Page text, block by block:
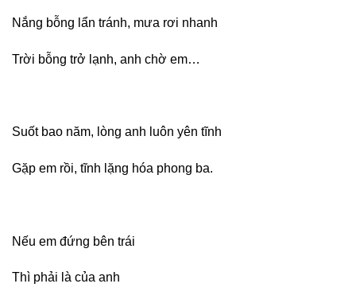
Nắng bỗng lẩn tránh, mưa rơi nhanh
Trời bỗng trở lạnh, anh chờ em…
Suốt bao năm, lòng anh luôn yên tĩnh
Gặp em rồi, tĩnh lặng hóa phong ba.
Nếu em đứng bên trái
Thì phải là của anh